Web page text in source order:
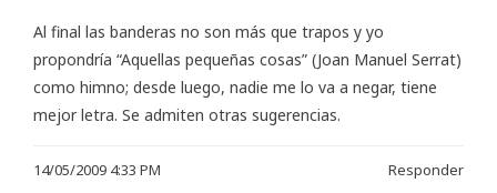
Al final las banderas no son más que trapos y yo
propondría “Aquellas pequeñas cosas” (Joan Manuel Serrat)
como himno; desde luego, nadie me lo va a negar, tiene
mejor letra. Se admiten otras sugerencias.
14/05/2009 4:33 PM Responder